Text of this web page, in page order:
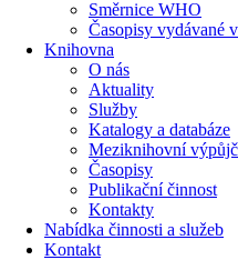
Směrnice WHO
Časopisy vydávané
Knihovna
O nás
Aktuality
Služby
Katalogy a databáze
Meziknihovní
Časopisy
Publikační činnost
Kontakty
Nabídka činnosti a služeb
Kontakt